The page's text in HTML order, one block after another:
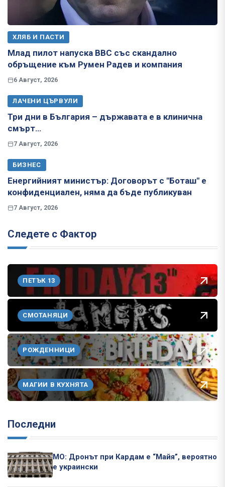
ХЛЯБ И ПАСТИ
Млад пилот напуска ВВС със скандално
обръщение към Румен Радев и компания
6 Август, 2026
ЛАЧЕНИ ЦЪРВУЛИ
Три дни в България – държавата е в клинична
смърт…
7 Август, 2026
БИЗНЕС
Енергийният министър: Договорът с "Боташ" е
конфиденциален, няма да бъде публикуван
7 Август, 2026
Следете с Фактор
ПЕТЪК 13
СМОТАНЯЦИ
РОЖДЕННИЦИ
МАГИИ В КУХНЯТА
Последни
МО: Дронът при Кардам е “Майя”, вероятно
е украински